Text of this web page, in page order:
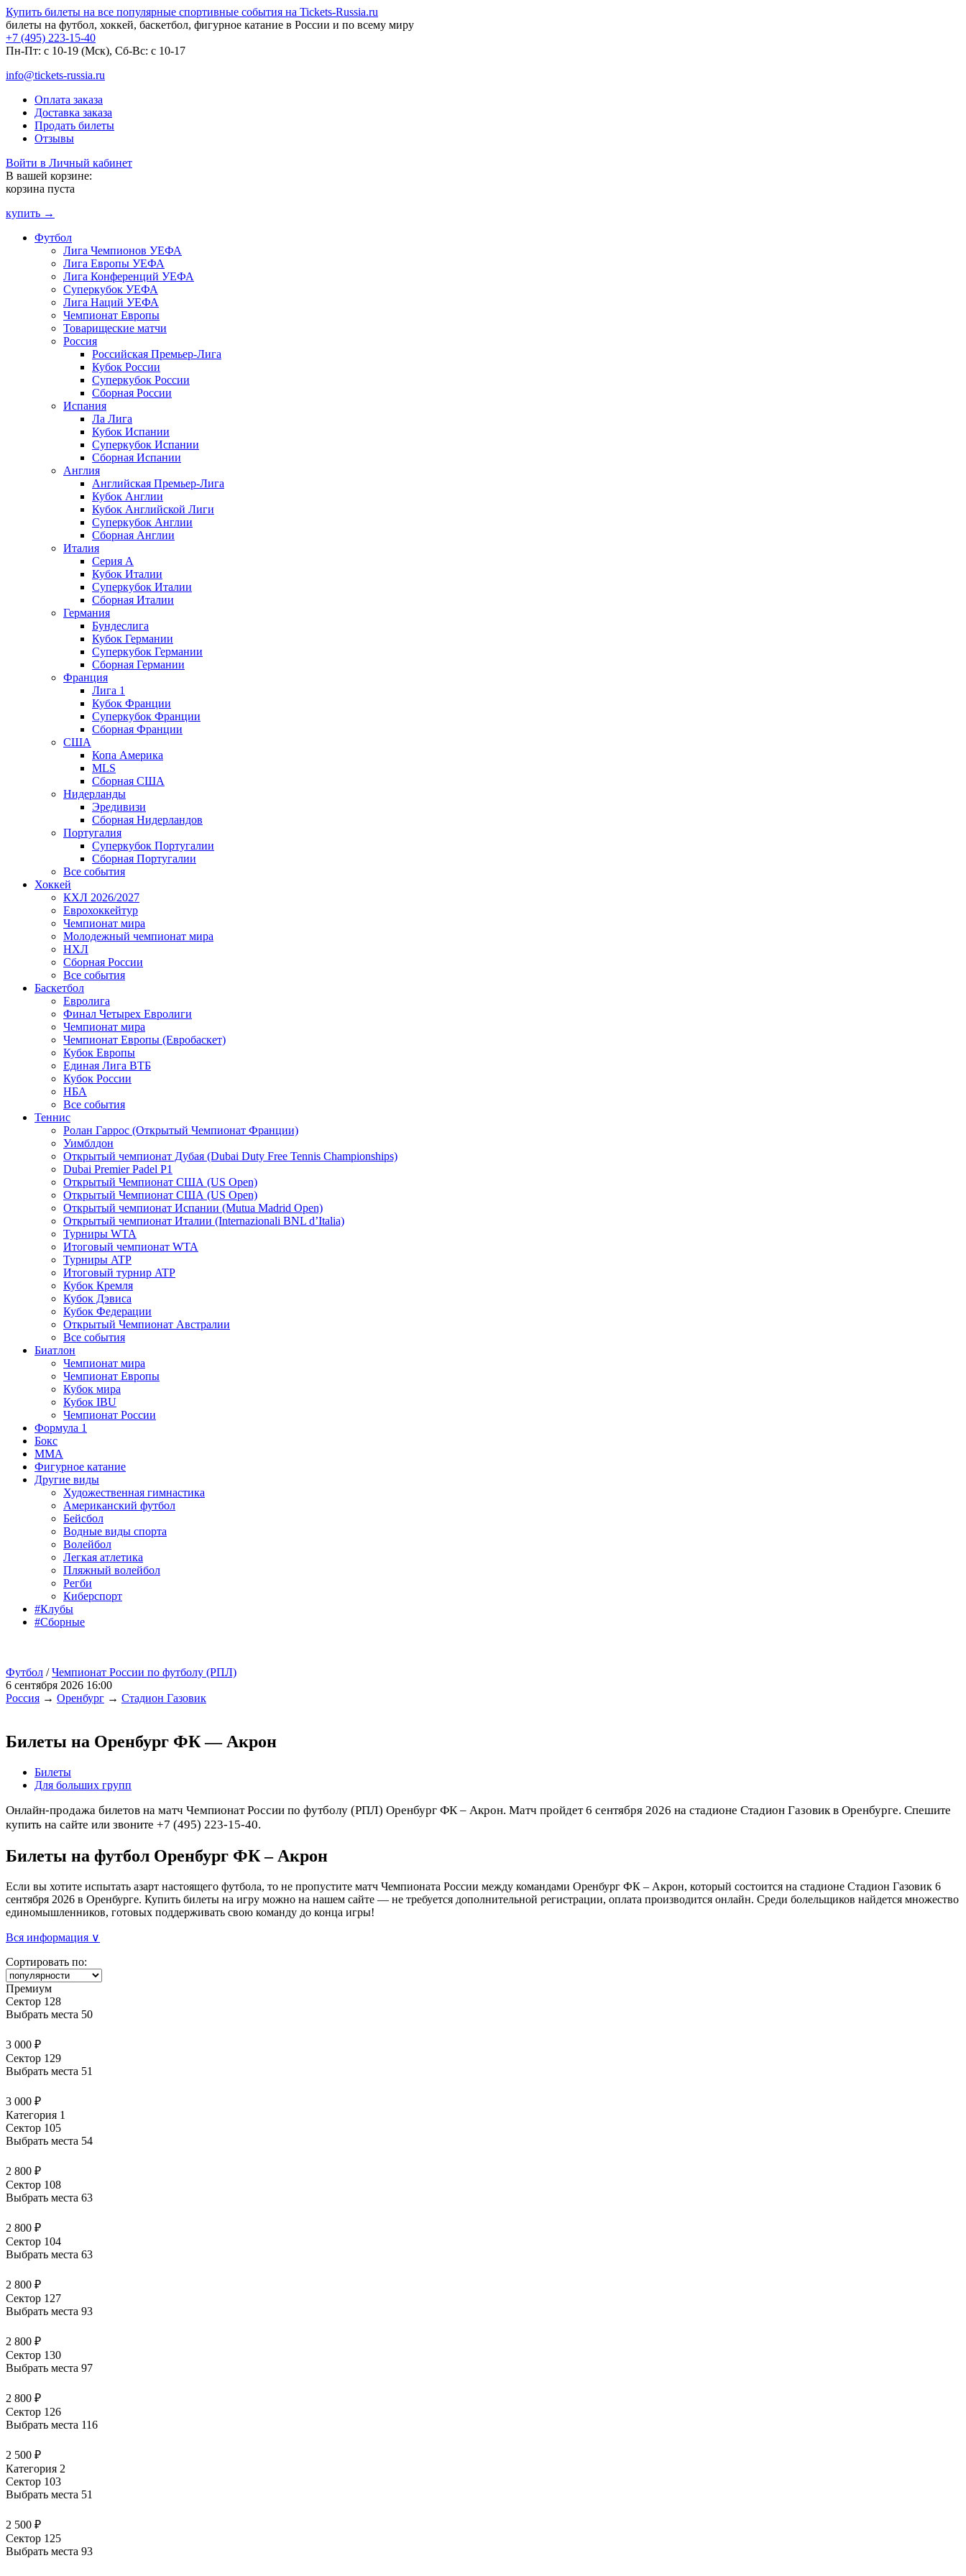
Купить билеты на все популярные спортивные события на Tickets-Russia.ru
билеты на футбол, хоккей, баскетбол, фигурное катание в России и по всему миру
+7 (495) 223-15-40
Пн-Пт: c 10-19 (Мск), Сб-Вс: с 10-17
info@tickets-russia.ru
Оплата заказа
Доставка заказа
Продать билеты
Отзывы
Войти в Личный кабинет
В вашей корзине:
корзина пуста
купить →
Футбол
Лига Чемпионов УЕФА
Лига Европы УЕФА
Лига Конференций УЕФА
Суперкубок УЕФА
Лига Наций УЕФА
Чемпионат Европы
Товарищеские матчи
Россия
Российская Премьер-Лига
Кубок России
Суперкубок России
Сборная России
Испания
Ла Лига
Кубок Испании
Суперкубок Испании
Сборная Испании
Англия
Английская Премьер-Лига
Кубок Англии
Кубок Английской Лиги
Суперкубок Англии
Сборная Англии
Италия
Серия А
Кубок Италии
Суперкубок Италии
Сборная Италии
Германия
Бундеслига
Кубок Германии
Суперкубок Германии
Сборная Германии
Франция
Лига 1
Кубок Франции
Суперкубок Франции
Сборная Франции
США
Копа Америка
MLS
Сборная США
Нидерланды
Эредивизи
Сборная Нидерландов
Португалия
Суперкубок Португалии
Сборная Португалии
Все события
Хоккей
КХЛ 2026/2027
Еврохоккейтур
Чемпионат мира
Молодежный чемпионат мира
НХЛ
Сборная России
Все события
Баскетбол
Евролига
Финал Четырех Евролиги
Чемпионат мира
Чемпионат Европы (Евробаскет)
Кубок Европы
Единая Лига ВТБ
Кубок России
НБА
Все события
Теннис
Ролан Гаррос (Открытый Чемпионат Франции)
Уимблдон
Открытый чемпионат Дубая (Dubai Duty Free Tennis Championships)
Dubai Premier Padel P1
Открытый Чемпионат США (US Open)
Открытый Чемпионат США (US Open)
Открытый чемпионат Испании (Mutua Madrid Open)
Открытый чемпионат Италии (Internazionali BNL d’Italia)
Турниры WTA
Итоговый чемпионат WTA
Турниры ATP
Итоговый турнир ATP
Кубок Кремля
Кубок Дэвиса
Кубок Федерации
Открытый Чемпионат Австралии
Все события
Биатлон
Чемпионат мира
Чемпионат Европы
Кубок мира
Кубок IBU
Чемпионат России
Формула 1
Бокс
MMA
Фигурное катание
Другие виды
Художественная гимнастика
Американский футбол
Бейсбол
Водные виды спорта
Волейбол
Легкая атлетика
Пляжный волейбол
Регби
Киберспорт
#Клубы
#Сборные
Футбол /Чемпионат России по футболу (РПЛ)
6 сентября 2026 16:00
Россия → Оренбург → Стадион Газовик
Билеты на Оренбург ФК — Акрон
Билеты
Для больших групп
Онлайн-продажа билетов на матч Чемпионат России по футболу (РПЛ) Оренбург ФК – Акрон. Матч пройдет 6 сентября 2026 на стадионе Стадион Газовик в Оренбурге. Спешите
купить на сайте или звоните +7 (495) 223-15-40.
Билеты на футбол Оренбург ФК – Акрон
Если вы хотите испытать азарт настоящего футбола, то не пропустите матч Чемпионата России между командами Оренбург ФК – Акрон, который состоится на стадионе Стадион Газовик 6
сентября 2026 в Оренбурге. Купить билеты на игру можно на нашем сайте — не требуется дополнительной регистрации, оплата производится онлайн. Среди болельщиков найдется множество
единомышленников, готовых поддерживать свою команду до конца игры!
Вся информация ∨
Сортировать по:
Премиум
Сектор 128
Выбрать места 50
3 000 ₽
Сектор 129
Выбрать места 51
3 000 ₽
Категория 1
Сектор 105
Выбрать места 54
2 800 ₽
Сектор 108
Выбрать места 63
2 800 ₽
Сектор 104
Выбрать места 63
2 800 ₽
Сектор 127
Выбрать места 93
2 800 ₽
Сектор 130
Выбрать места 97
2 800 ₽
Сектор 126
Выбрать места 116
2 500 ₽
Категория 2
Сектор 103
Выбрать места 51
2 500 ₽
Сектор 125
Выбрать места 93